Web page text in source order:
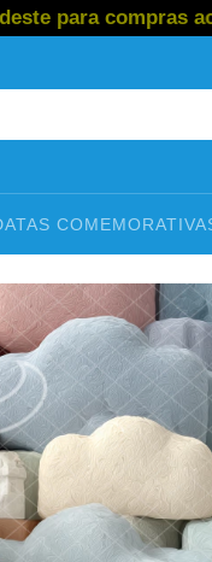
compras acima